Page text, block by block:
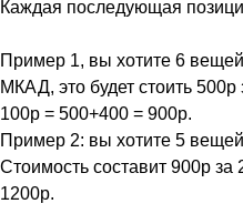
Каждая последующая
Пример 1, вы хотите 6
МКАД, это будет стоить
100р = 500+400 = 900р.
Пример 2: вы хотите 5
Стоимость составит 900р
1200р.